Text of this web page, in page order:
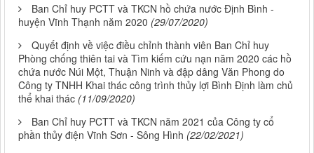
Ban Chỉ huy PCTT và TKCN hồ chứa nước Định Bình -
huyện Vĩnh Thạnh năm 2020 (29/07/2020)
Quyết định về việc điều chỉnh thành viên Ban Chỉ huy
Phòng chống thiên tai và Tìm kiếm cứu nạn năm 2020 các hồ
chứa nước Núi Một, Thuận Ninh và đập dâng Văn Phong do
Công ty TNHH Khai thác công trình thủy lợi Bình Định làm chủ
thể khai thác (11/09/2020)
Ban Chỉ huy PCTT và TKCN năm 2021 của Công ty cổ
phần thủy điện Vĩnh Sơn - Sông Hình (22/02/2021)